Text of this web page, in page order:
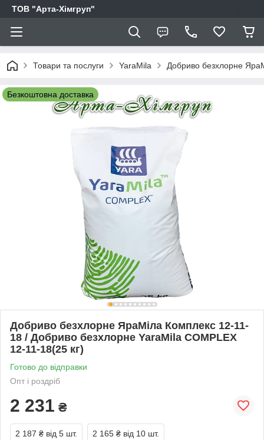
ТОВ "Арта-Хімгруп"
Товари та послуги YaraMila Добриво безхлорне
Безкоштовна доставка
Добриво безхлорне ЯраМіла Комплекс 12-11-
18 / Добриво безхлорне YaraMila COMPLEX
12-11-18(25 кг)
Готово до відправки
Опт і роздріб
2 231 ₴
2 187 ₴ від 5 шт. 2 165 ₴ від 10 шт.